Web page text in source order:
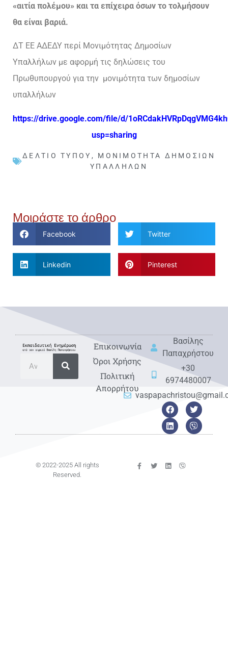
«αιτία πολέμου» και τα επίχειρα όσων το τολμήσουν
θα είναι βαριά.
ΔΤ ΕΕ ΑΔΕΔΥ περί Μονιμότητας Δημοσίων
Υπαλλήλων με αφορμή τις δηλώσεις του
Πρωθυπουργού για την μονιμότητα των δημοσίων
υπαλλήλων
https://drive.google.com/file/d/
usp=sharing
ΔΕΛΤΊΟ ΤΎΠΟΥ , ΜΟΝΙΜΌΤΗΤΑ ΔΗΜΟΣΊΩΝ
ΥΠΑΛΛΉΛΩΝ
Μοιράστε το άρθρο
Facebook Twitter
Linkedin Pinterest
Eπικοινωνία
Όροι Χρήσης
Πολιτική
Απορρήτου
Βασίλης
Παπαχρήστου
+30
6974480007
© 2022-2025 All rights
Reserved.